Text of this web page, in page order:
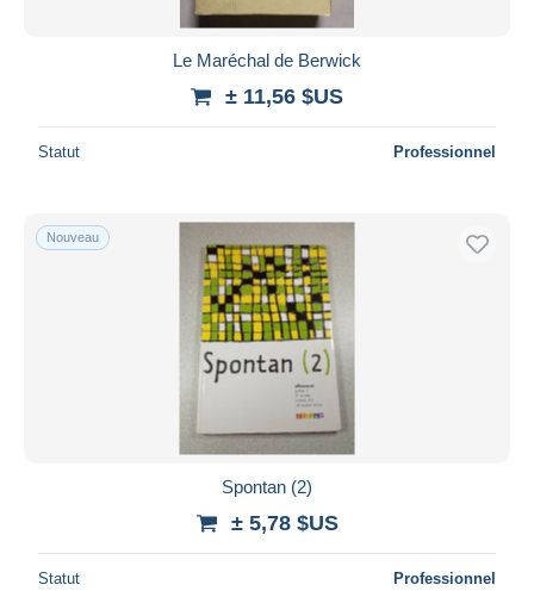
Le Maréchal de Berwick
± 11,56 $US
Statut Professionnel
Nouveau
Spontan (2)
± 5,78 $US
Statut Professionnel